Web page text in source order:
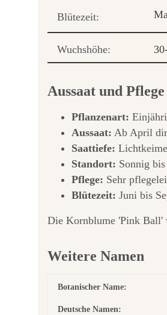
Blütezeit:
Wuchshöhe:
Aussaat und
Pflanzenart:
Aussaat: Ab April
Saattiefe:
Standort: Sonnig
Pflege: Sehr
Blütezeit: Juni bis
Die Kornblume 'Pink Ball'
Weitere Namen
Botanischer Name:
Deutsche Namen: